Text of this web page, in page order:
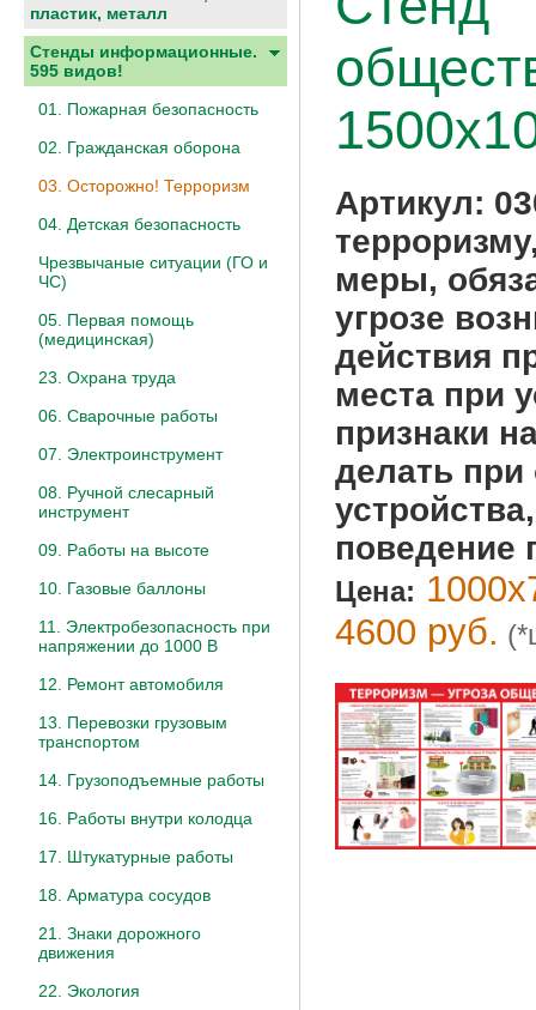
пластик, металл
Стенды информационные.
595 видов!
01. Пожарная безопасность
02. Гражданская оборона
03. Осторожно! Терроризм
04. Детская безопасность
Чрезвычаные ситуации (ГО и
ЧС)
05. Первая помощь
(медицинская)
23. Охрана труда
06. Сварочные работы
07. Электроинструмент
08. Ручной слесарный
инструмент
09. Работы на высоте
10. Газовые баллоны
11. Электробезопасность при
напряжении до 1000 В
12. Ремонт автомобиля
13. Перевозки грузовым
транспортом
14. Грузоподъемные работы
16. Работы внутри колодца
17. Штукатурные работы
18. Арматура сосудов
21. Знаки дорожного
движения
22. Экология
Артикул:
меры,
угрозе
действия
места при
признаки
делать
поведение
Цена:
4600 руб.